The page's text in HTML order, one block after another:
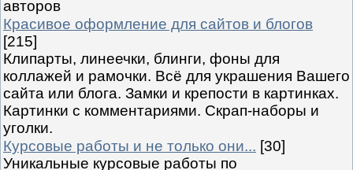
авторов
Красивое оформление для сайтов и блогов
[215]
Клипарты, линеечки, блинги, фоны для
коллажей и рамочки. Всё для украшения Вашего
сайта или блога. Замки и крепости в картинках.
Картинки с комментариями. Скрап-наборы и
уголки.
Курсовые работы и не только они... [30]
Уникальные курсовые работы по